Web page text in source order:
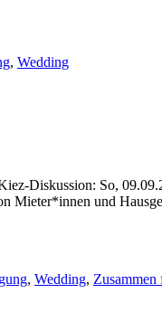
, Wedding
Diskussion: So,
Mieter*innen und
, Wedding,